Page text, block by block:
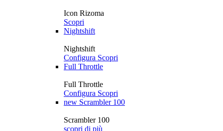
Icon Rizoma
Scopri
Nightshift
Nightshift
Configura Scopri
Full Throttle
Full Throttle
Configura Scopri
new Scrambler 100
Scrambler 100
scopri di più